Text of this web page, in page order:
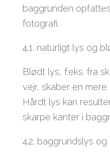
baggrunden
fotografi.
4.1. naturligt lys og
Blødt lys, f.eks. fra
vejr, skaber en
Hårdt lys kan
skarpe kanter i
4.2. baggrundslys